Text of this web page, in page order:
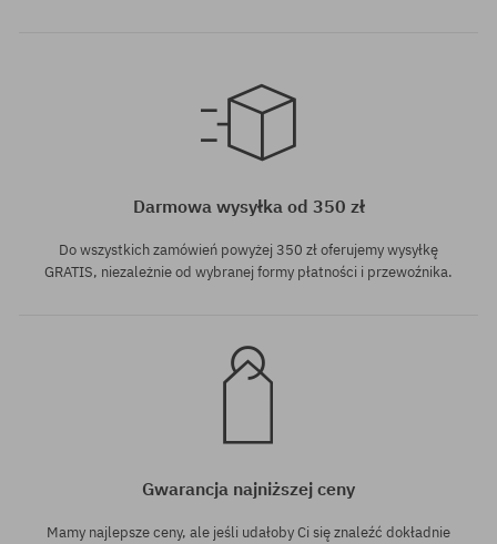
Darmowa wysyłka od 350 zł
Do wszystkich zamówień powyżej 350 zł oferujemy wysyłkę
GRATIS, niezależnie od wybranej formy płatności i przewoźnika.
Gwarancja najniższej ceny
Mamy najlepsze ceny, ale jeśli udałoby Ci się znaleźć dokładnie